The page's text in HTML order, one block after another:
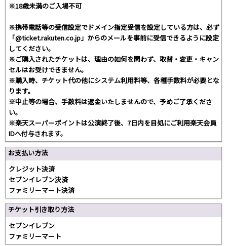
※18歳未満のご入場不可
※携帯電話等の受信設定でドメイン指定受信を設定している方は、必ず
「@ticket.rakuten.co.jp」からのメールを事前に受信できるように設定
してください。
※ご購入されたチケットは、理由の如何を問わず、取替・変更・キャン
セルはお受けできません。
※購入時、チケット代の他にシステム利用料等、各種手数料が必要とな
ります。
※中止等の場合、手数料は返金いたしませんので、予めご了承くださ
い。
※楽天スーパーポイントは公演終了後、7日内を目処にご利用楽天会員
IDへ付与されます。
お支払い方法
クレジット決済
セブンイレブン決済
ファミリーマート決済
チケット引き取り方法
セブンイレブン
ファミリーマート